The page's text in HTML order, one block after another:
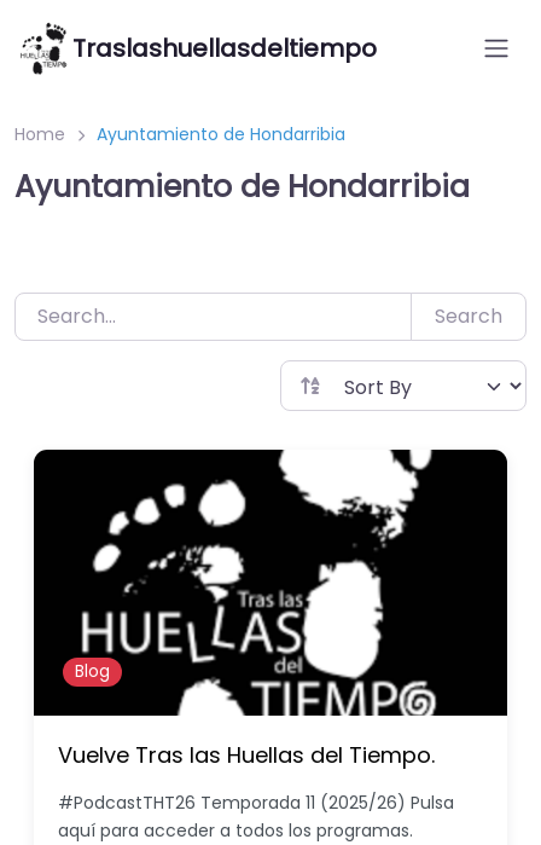
Saltar
contenido
Traslashuellasdeltiempo
Home Ayuntamiento de Hondarribia
Ayuntamiento de Hondarribia
Search
Blog
Vuelve Tras las Huellas del Tiempo.
#PodcastTHT26 Temporada 11 (2025/26) Pulsa
aquí para acceder a todos los programas.